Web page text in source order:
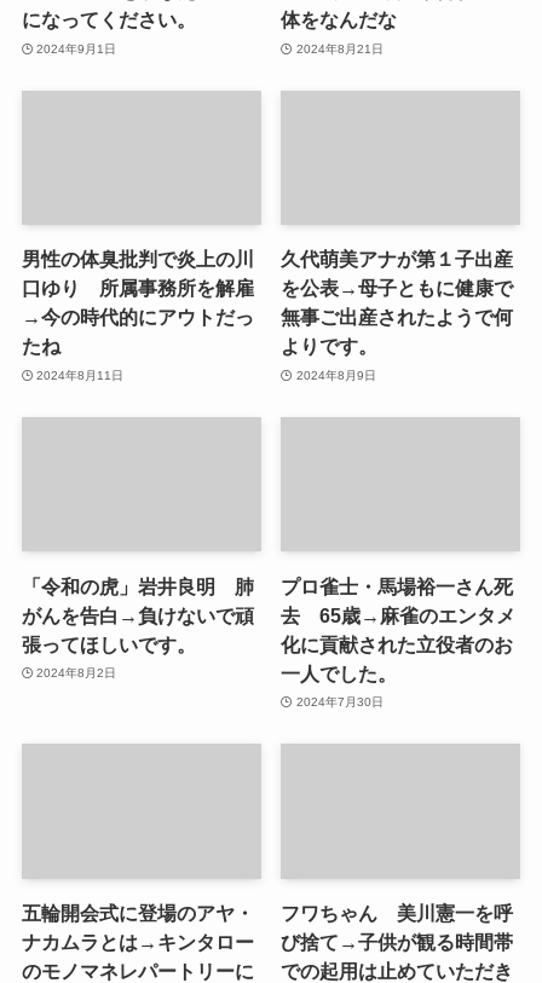
になってください。
2024年9月1日
体をなんだな
2024年8月21日
男性の体臭批判で炎上の川
口ゆり 所属事務所を解雇
→今の時代的にアウトだっ
たね
2024年8月11日
久代萌美アナが第１子出産
を公表→母子ともに健康で
無事ご出産されたようで何
よりです。
2024年8月9日
「令和の虎」岩井良明 肺
がんを告白→負けないで頑
張ってほしいです。
2024年8月2日
プロ雀士・馬場裕一さん死
去 65歳→麻雀のエンタメ
化に貢献された立役者のお
一人でした。
2024年7月30日
五輪開会式に登場のアヤ・
ナカムラとは→キンタロー
のモノマネレパートリーに
フワちゃん 美川憲一を呼
び捨て→子供が観る時間帯
での起用は止めていただき